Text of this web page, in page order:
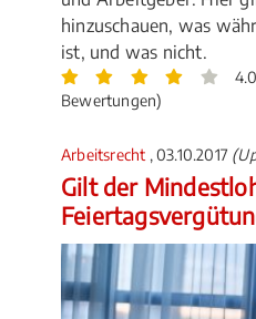
hinzuschauen, was
ist, und was nicht.
Bewertungen)
Arbeitsrecht , 03.10.2017
Gilt der